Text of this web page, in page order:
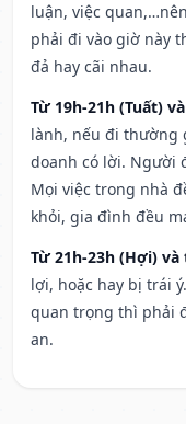
luận, việc
phải đi vào giờ này
đả hay cãi nhau.
Từ 19h-21h (Tuất)
lành, nếu đi thường
doanh có lời. Người
Mọi việc trong nhà
khỏi, gia đình đều
Từ 21h-23h (Hợi)
lợi, hoặc hay bị trái
quan trọng thì phải
an.